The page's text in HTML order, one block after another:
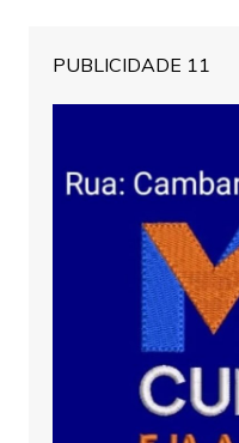
PUBLICIDADE 11